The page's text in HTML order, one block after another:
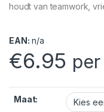
houdt van teamwork,
EAN: n/a
€6.95
Maat: